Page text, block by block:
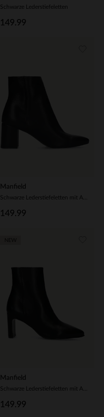
Schwarze Lederstiefeletten
149.99
Manfield
149.99
Manfield
149.99